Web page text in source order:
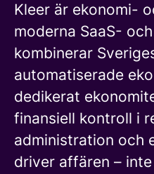
Kleer är ekonomi-
moderna SaaS-
kombinerar
automatiserade
dedikerat
finansiell kontroll i
administration och
driver affären –